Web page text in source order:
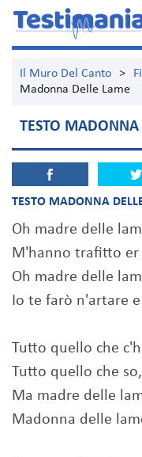
Il Muro Del Canto >
Madonna Delle Lame
TESTO MADONNA
TESTO MADONNA
Oh madre delle
M'hanno trafitto er
Oh madre delle
Io te farò n'artare
Tutto quello che
Tutto quello che
Ma madre delle
Madonna delle